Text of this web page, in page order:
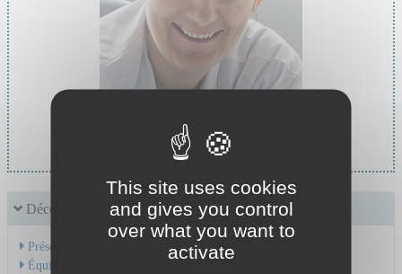
Pr CHAULEUR Celine
Découvrir le service
Présentation de l'activité
Équipe Médicale
This site uses cookies
and gives you control
over what you want to
activate